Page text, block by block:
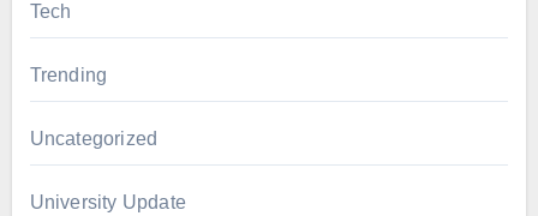
Tech
Trending
Uncategorized
University Update